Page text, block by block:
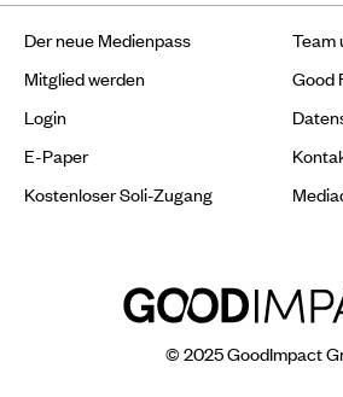
Der neue Medienpass
Mitglied werden
Login
E-Paper
Kostenloser Soli-Zugang
Team
Good
© 2025 GoodImpact